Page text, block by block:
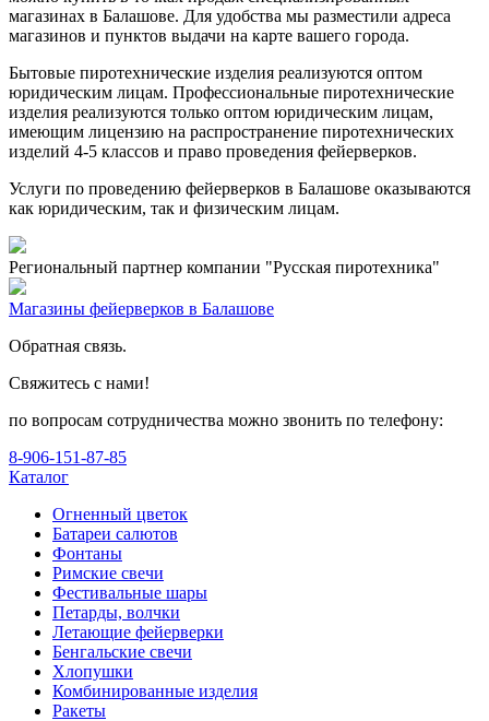
магазинах в Балашове. Для удобства мы разместили адреса
магазинов и пунктов выдачи на карте вашего города.
Бытовые пиротехнические изделия реализуются оптом
юридическим лицам. Профессиональные пиротехнические
изделия реализуются только оптом юридическим лицам,
имеющим лицензию на распространение пиротехнических
изделий 4-5 классов и право проведения фейерверков.
Услуги по проведению фейерверков в Балашове оказываются
как юридическим, так и физическим лицам.
Региональный партнер компании "Русская пиротехника"
Магазины фейерверков в Балашове
Обратная связь.
Свяжитесь с нами!
по вопросам сотрудничества можно звонить по телефону:
8-906-151-87-85
Каталог
Огненный цветок
Батареи салютов
Фонтаны
Римские свечи
Фестивальные шары
Петарды, волчки
Летающие фейерверки
Бенгальские свечи
Хлопушки
Комбинированные изделия
Ракеты